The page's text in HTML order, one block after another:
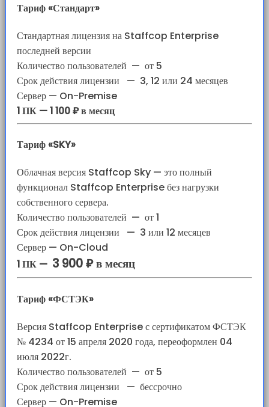
Тариф «Стандарт»
Стандартная лицензия на Staffcop Enterprise
последней версии
Количество пользователей — от 5
Срок действия лицензии
— 3, 12 или 24 месяцев
Сервер — On-Premise
1 ПК — 1 100 ₽ в месяц
Тариф «SKY»
Облачная версия Staffcop Sky — это полный
функционал Staffcop Enterprise без нагрузки
собственного сервера.
Количество пользователей — от 1
Срок действия лицензии
— 3 или 12 месяцев
Сервер — On-Cloud
1 ПК — 3 900 ₽ в месяц
Тариф «ФСТЭК»
Версия Staffcop Enterprise с сертификатом ФСТЭК
№ 4234 от 15 апреля 2020 года, переоформлен 04
июля 2022г.
Количество пользователей — от 5
Срок действия лицензии
— бессрочно
Сервер — On-Premise